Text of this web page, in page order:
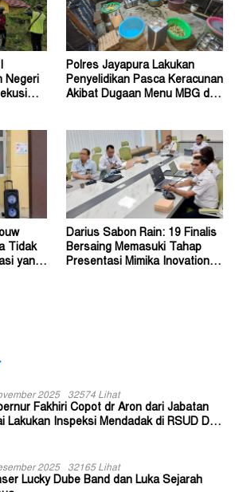
Negeri
Polres Jayapura Lakukan
Penyelidikan Pasca Keracunan
Akibat Dugaan Menu MBG di
Tidak
yang
Darius Sabon Rain: 19 Finalis
Bersaing Memasuki Tahap
Presentasi Mimika Inovation
2025 32574 Lihat
Fakhiri Copot dr Aron dari Jabatan
Lakukan Inspeksi Mendadak di RSUD Dok
2025 32165 Lihat
Lucky Dube Band dan Luka Sejarah